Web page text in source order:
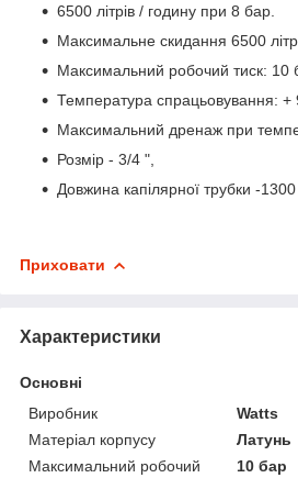
6500 літрів / годину при 8 бар.
Максимальне скидання 6500
Максимальний робочий тиск: 10
Температура спрацьовування: +
Максимальний дренаж при
Розмір - 3/4 ",
Довжина капілярної трубки -
Приховати
Характеристики
Основні
Виробник
Watts
Матеріал корпусу
Латунь
Максимальний робочий
10 бар